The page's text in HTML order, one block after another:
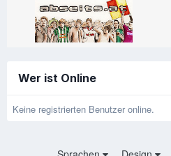
Wer ist Online
Keine registrierten Benutzer online.